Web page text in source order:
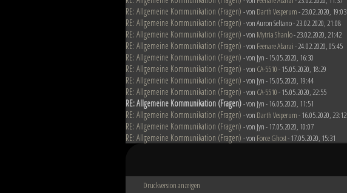
RE: Allgemeine Kommunikation (Fragen) - von Darth Vesperum- 23.02.2020, 19:03
RE: Allgemeine Kommunikation (Fragen) - von Auron Seltano - 23.02.2020, 21:08
RE: Allgemeine Kommunikation (Fragen) - von Mytria Shanlo- 23.02.2020, 21:42
RE: Allgemeine Kommunikation (Fragen) - von Feenare Abarai- 24.02.2020, 05:45
RE: Allgemeine Kommunikation (Fragen) - von Jyn - 15.05.2020, 16:30
RE: Allgemeine Kommunikation (Fragen) - von CA-5510- 15.05.2020, 18:29
RE: Allgemeine Kommunikation (Fragen) - von Jyn - 15.05.2020, 19:44
RE: Allgemeine Kommunikation (Fragen) - von CA-5510- 15.05.2020, 22:55
RE: Allgemeine Kommunikation (Fragen)- von Jyn - 16.05.2020, 11:51
RE: Allgemeine Kommunikation (Fragen) - von Darth Vesperum- 16.05.2020, 23:12
RE: Allgemeine Kommunikation (Fragen) - von Jyn - 17.05.2020, 10:07
RE: Allgemeine Kommunikation (Fragen) - von Force Ghost- 17.05.2020, 15:31
Druckversion anzeigen